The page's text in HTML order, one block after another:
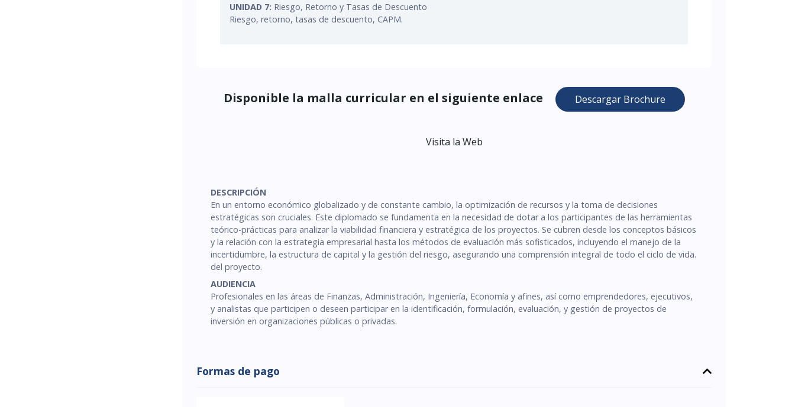
UNIDAD 7: Riesgo, Retorno y Tasas de Descuento
Riesgo, retorno, tasas de descuento, CAPM.
Disponible la malla curricular en el siguiente enlace Descargar Brochure
Visita la Web
DESCRIPCIÓN
En un entorno económico globalizado y de constante cambio, la optimización de recursos y la toma de decisiones
estratégicas son cruciales. Este diplomado se fundamenta en la necesidad de dotar a los participantes de las herramientas
teórico-prácticas para analizar la viabilidad financiera y estratégica de los proyectos. Se cubren desde los conceptos básicos
y la relación con la estrategia empresarial hasta los métodos de evaluación más sofisticados, incluyendo el manejo de la
incertidumbre, la estructura de capital y la gestión del riesgo, asegurando una comprensión integral de todo el ciclo de vida.
del proyecto.
AUDIENCIA
Profesionales en las áreas de Finanzas, Administración, Ingeniería, Economía y afines, así como emprendedores, ejecutivos,
y analistas que participen o deseen participar en la identificación, formulación, evaluación, y gestión de proyectos de
inversión en organizaciones públicas o privadas.
Formas de pago